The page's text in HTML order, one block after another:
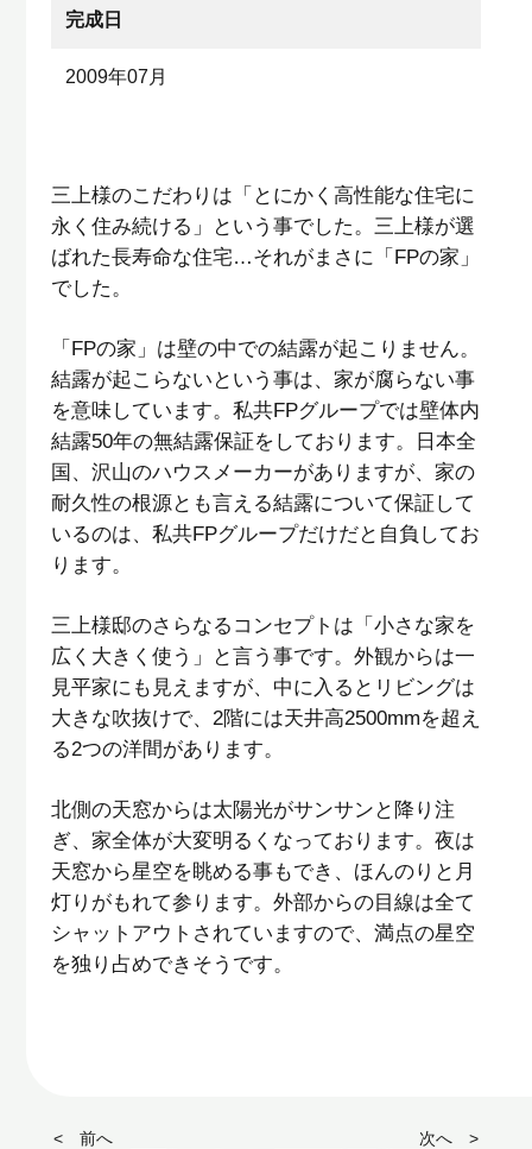
完成日
2009年07月
三上様のこだわりは「とにかく高性能な住宅に
永く住み続ける」という事でした。三上様が選
ばれた長寿命な住宅…それがまさに「FPの家」
でした。
「FPの家」は壁の中での結露が起こりません。
結露が起こらないという事は、家が腐らない事
を意味しています。私共FPグループでは壁体内
結露50年の無結露保証をしております。日本全
国、沢山のハウスメーカーがありますが、家の
耐久性の根源とも言える結露について保証して
いるのは、私共FPグループだけだと自負してお
ります。
三上様邸のさらなるコンセプトは「小さな家を
広く大きく使う」と言う事です。外観からは一
見平家にも見えますが、中に入るとリビングは
大きな吹抜けで、 2階には天井高2500mmを超え
る2つの洋間があります。
北側の天窓からは太陽光がサンサンと降り注
ぎ、家全体が大変明るくなっております。夜は
天窓から星空を眺める事もでき、ほんのりと月
灯りがもれて参ります。外部からの目線は全て
シャットアウトされていますので、満点の星空
を独り占めできそうです。
< 前へ 次へ >